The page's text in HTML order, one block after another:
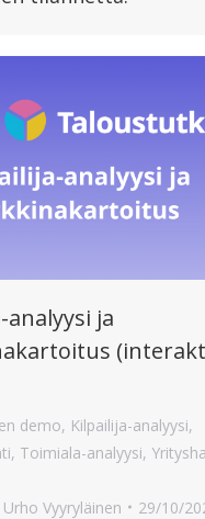
analyysi ja
demo, Kilpailija-analyysi,
, Toimiala-analyysi,
Urho Vyyryläinen 29/10/